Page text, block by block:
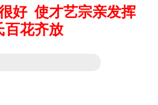
好 使才艺宗亲发挥
百花齐放